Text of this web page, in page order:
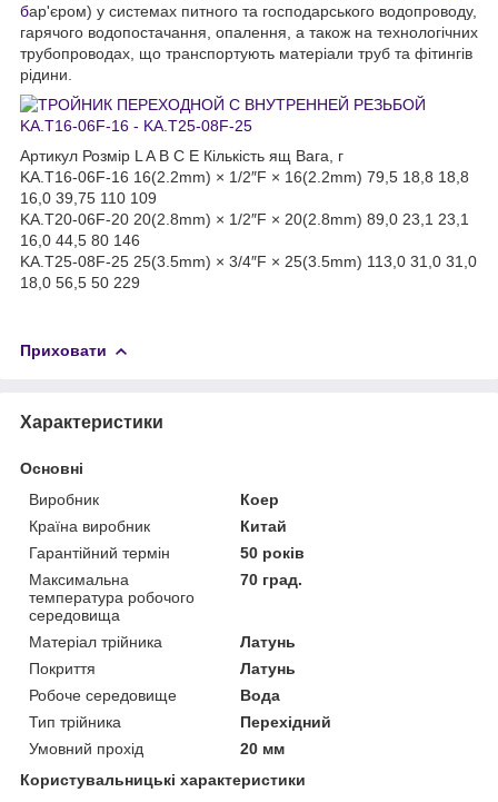
бар'єром) у системах питного та господарського водопроводу,
гарячого водопостачання, опалення, а також на технологічних
трубопроводах, що транспортують матеріали труб та фітингів
рідини.
Артикул Розмір L A B C E Кількість ящ Вага, г
KA.T16-06F-16 16(2.2mm) × 1/2″F × 16(2.2mm) 79,5 18,8 18,8
16,0 39,75 110 109
KA.T20-06F-20 20(2.8mm) × 1/2″F × 20(2.8mm) 89,0 23,1 23,1
16,0 44,5 80 146
KA.T25-08F-25 25(3.5mm) × 3/4″F × 25(3.5mm) 113,0 31,0 31,0
18,0 56,5 50 229
Приховати
Характеристики
Основні
Виробник
Коер
Країна виробник
Китай
Гарантійний термін
50 років
Максимальна
температура робочого
середовища
70 град.
Матеріал трійника
Латунь
Покриття
Латунь
Робоче середовище
Вода
Тип трійника
Перехідний
Умовний прохід
20 мм
Користувальницькі характеристики